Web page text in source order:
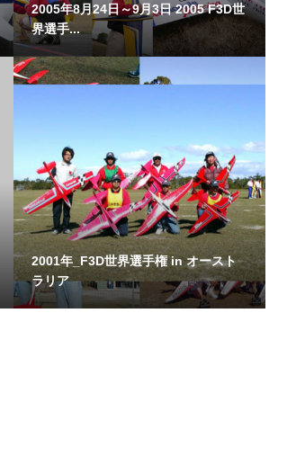
2005年8月24日～9月3日 2005 F3D世
界選手...
2001年_F3D世界選手権 in オースト
ラリア